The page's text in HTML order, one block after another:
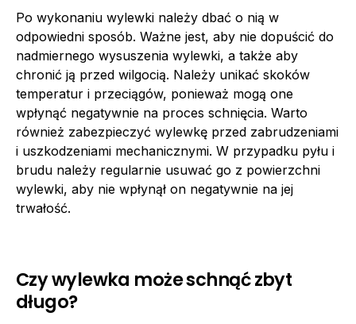
Po wykonaniu wylewki należy dbać o nią w
odpowiedni sposób. Ważne jest, aby nie dopuścić do
nadmiernego wysuszenia wylewki, a także aby
chronić ją przed wilgocią. Należy unikać skoków
temperatur i przeciągów, ponieważ mogą one
wpłynąć negatywnie na proces schnięcia. Warto
również zabezpieczyć wylewkę przed zabrudzeniami
i uszkodzeniami mechanicznymi. W przypadku pyłu i
brudu należy regularnie usuwać go z powierzchni
wylewki, aby nie wpłynął on negatywnie na jej
trwałość.
Czy wylewka może schnąć zbyt
długo?